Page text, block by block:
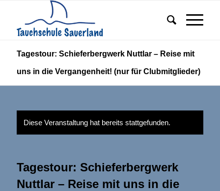
Tagestour: Schieferbergwerk Nuttlar – Reise mit
uns in die Vergangenheit! (nur für Clubmitglieder)
Diese Veranstaltung hat bereits stattgefunden.
Tagestour: Schieferbergwerk
Nuttlar – Reise mit uns in die